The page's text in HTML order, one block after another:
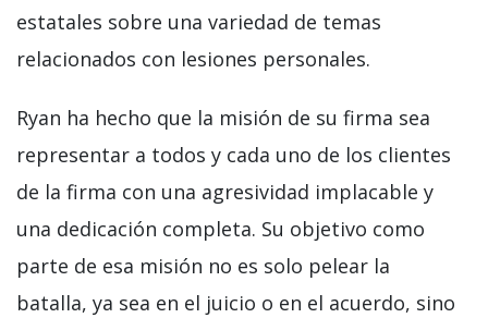
estatales sobre una variedad de temas
relacionados con lesiones personales.
Ryan ha hecho que la misión de su firma sea
representar a todos y cada uno de los clientes
de la firma con una agresividad implacable y
una dedicación completa. Su objetivo como
parte de esa misión no es solo pelear la
batalla, ya sea en el juicio o en el acuerdo, sino